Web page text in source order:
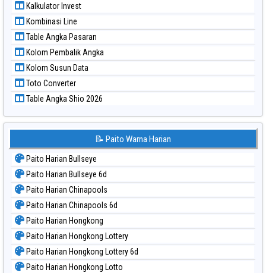
Paito Warna Sydney Lottery 6d
Paito Warna Sydney Lotto
Paito Warna Sydney Pools 6d
Paito Warna Taipei
Paito Warna Taiwan
Kalkulator Invest
Kombinasi Line
Table Angka Pasaran
Kolom Pembalik Angka
Kolom Susun Data
Toto Converter
Table Angka Shio 2026
📝 Paito Warna Harian
Paito Harian Bullseye
Paito Harian Bullseye 6d
Paito Harian Chinapools
Paito Harian Chinapools 6d
Paito Harian Hongkong
Paito Harian Hongkong Lottery
Paito Harian Hongkong Lottery 6d
Paito Harian Hongkong Lotto